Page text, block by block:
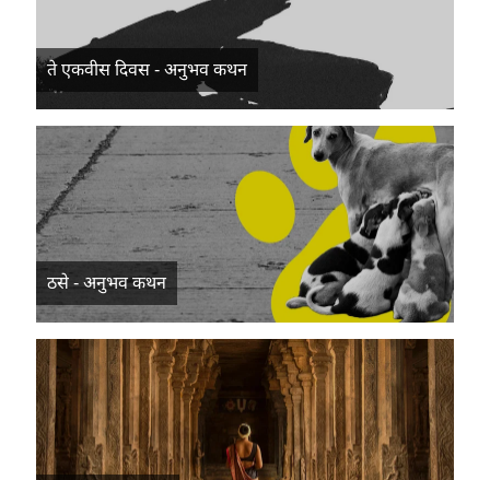
ते एकवीस दिवस - अनुभव कथन
ठसे - अनुभव कथन